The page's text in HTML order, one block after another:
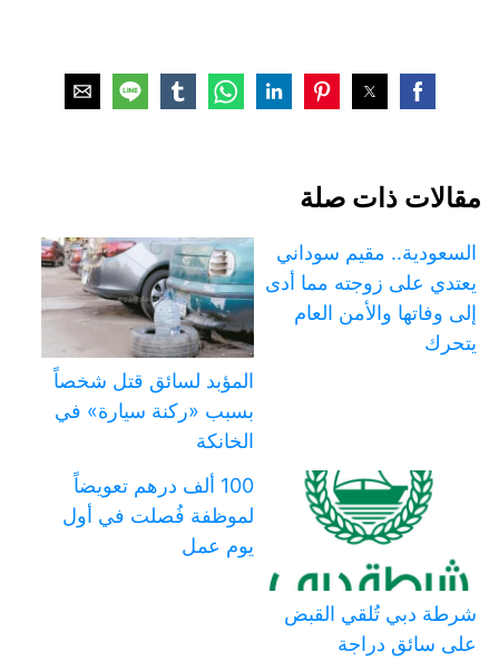
مقالات ذات صلة
السعودية.. مقيم سوداني
يعتدي على زوجته مما أدى
إلى وفاتها والأمن العام
يتحرك
المؤبد لسائق قتل شخصاً
بسبب «ركنة سيارة» في
الخانكة
شرطة دبي تُلقي القبض
على سائق دراجة
100 ألف درهم تعويضاً
لموظفة فُصلت في أول
يوم عمل